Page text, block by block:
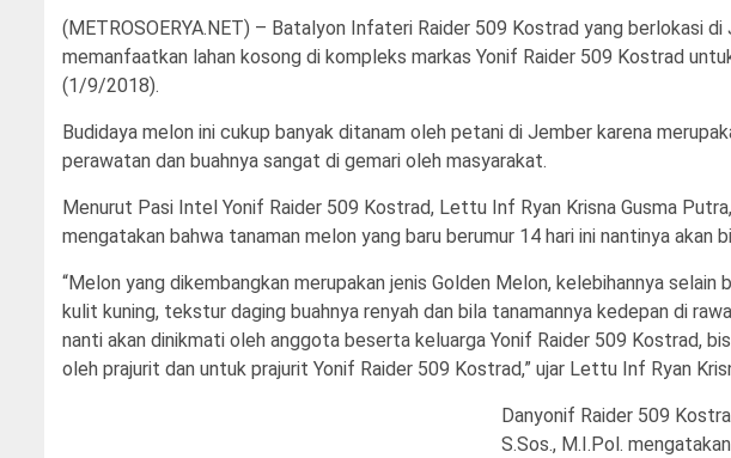
(METROSOERYA.NET) – Batalyon Infateri Raider 509 Kostrad yang berlokasi
memanfaatkan lahan kosong di kompleks markas Yonif Raider 509 Kostrad
(1/9/2018).
Budidaya melon ini cukup banyak ditanam oleh petani di Jember karena
perawatan dan buahnya sangat di gemari oleh masyarakat.
Menurut Pasi Intel Yonif Raider 509 Kostrad, Lettu Inf Ryan Krisna Gusma
mengatakan bahwa tanaman melon yang baru berumur 14 hari ini nantinya akan
“Melon yang dikembangkan merupakan jenis Golden Melon, kelebihannya selain
kulit kuning, tekstur daging buahnya renyah dan bila tanamannya kedepan di
nanti akan dinikmati oleh anggota beserta keluarga Yonif Raider 509 Kostrad,
oleh prajurit dan untuk prajurit Yonif Raider 509 Kostrad,” ujar Lettu Inf Ryan
Danyonif Raider 509
S.Sos., M.I.Pol.